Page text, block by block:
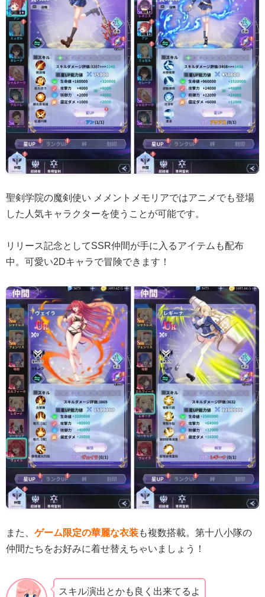
聖剣学院の魔剣使い メメントメモリアではアニメでも登場
した人気キャラクターを使うことが可能です。
リリース記念としてSSR仲間が手に入るアイテムも配布
中。可愛い2Dキャラで冒険できます！
また、 ゲーム限定の華麗な衣装も複数搭載。第十八小隊の
仲間たちをお好みに着せ替えちゃいましょう！
スキル演出とかも良く出来てるよ